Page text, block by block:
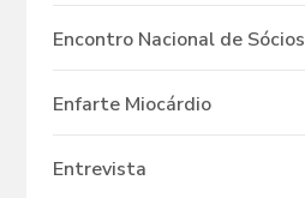
Encontro Nacional de Sócios
Enfarte Miocárdio
Entrevista